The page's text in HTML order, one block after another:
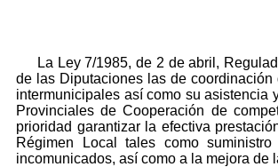
La Ley 7/1985, de 2 de abril,
de las Diputaciones las de
intermunicipales así como su asistencia
Provinciales de Cooperación de
prioridad garantizar la efectiva
Régimen Local tales como
incomunicados, así como a la mejora